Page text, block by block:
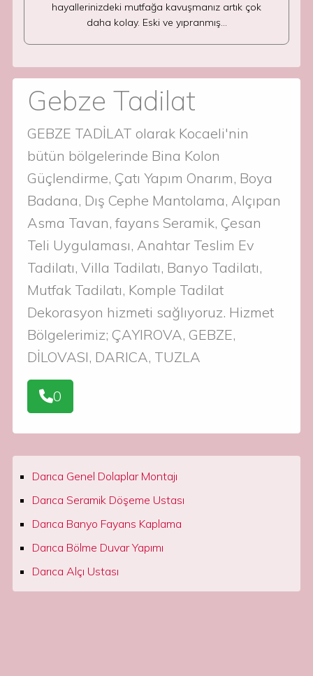
hayallerinizdeki mutfağa kavuşmanız artık çok
daha kolay. Eski ve yıpranmış…
Gebze Tadilat
GEBZE TADİLAT olarak Kocaeli'nin
bütün bölgelerinde Bina Kolon
Güçlendirme, Çatı Yapım Onarım, Boya
Badana, Dış Cephe Mantolama, Alçıpan
Asma Tavan, fayans Seramik, Çesan
Teli Uygulaması, Anahtar Teslim Ev
Tadilatı, Villa Tadilatı, Banyo Tadilatı,
Mutfak Tadilatı, Komple Tadilat
Dekorasyon hizmeti sağlıyoruz. Hizmet
Bölgelerimiz; ÇAYIROVA, GEBZE,
DİLOVASI, DARICA, TUZLA
0
Darıca Genel Dolaplar Montajı
Darıca Seramik Döşeme Ustası
Darıca Banyo Fayans Kaplama
Darıca Bölme Duvar Yapımı
Darıca Alçı Ustası